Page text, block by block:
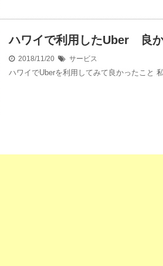
ハワイで利用したUber 良
2018/11/20 サービス
ハワイでUberを利用してみて良かったこと